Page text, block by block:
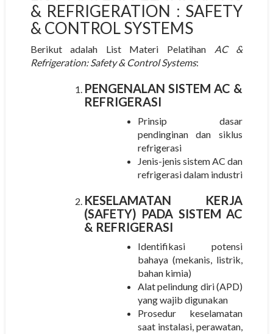
& REFRIGERATION : SAFETY
& CONTROL SYSTEMS
Berikut adalah List Materi Pelatihan AC &
Refrigeration: Safety & Control Systems:
PENGENALAN SISTEM AC &
REFRIGERASI
Prinsip dasar
pendinginan dan siklus
refrigerasi
Jenis-jenis sistem AC dan
refrigerasi dalam industri
KESELAMATAN KERJA
(SAFETY) PADA SISTEM AC
& REFRIGERASI
Identifikasi potensi
bahaya (mekanis, listrik,
bahan kimia)
Alat pelindung diri (APD)
yang wajib digunakan
Prosedur keselamatan
saat instalasi, perawatan,